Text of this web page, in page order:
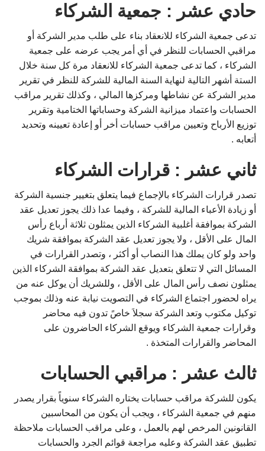
حادي عشر : جمعية الشركاء
تدعى جمعية الشركاء للانعقاد بناء على طلب مدير الشركة أو
مراقبي الحسابات للنظر في أي أمر يجب عرضه على جمعية
الشركاء ، كما تدعى جمعية الشركاء للانعقاد مرة كل سنة خلال
الستة أشهر التالية لنهاية السنة المالية للشركة للنظر في تقرير
مدير الشركة عن نشاطها ومركزها المالي ، وكذلك تقرير مراقب
الحسابات واعتماد ميزانية الشركة وحساباتها الختامية وتقرير
توزيع الأرباح وتعيين مراقب حسابات أخر أو إعادة تعيينه وتحديد
أتعابه .
ثاني عشر : قرارات الشركاء
تصدر قرارات الشركاء بالإجماع فيما يتعلق بتغيير جنسية الشركة
أو زيادة الأعباء المالية للشركة ، وفيما عدا ذلك يجوز تعديل عقد
الشركة بموافقة أغلبية الشركاء الذين يمثلون ثلاثة أرباع رأس
المال على الأقل ، ولا يجوز تعديل عقد الشركة بموافقة شريك
واحد ولو كان يملك هذا النصاب أو أكثر ، وتصدر القرارات في
المسائل التي لا تتعلق بتعديل عقد الشركة بموافقة الشركاء الذين
يمثلون نصف رأس المال على الأقل ، وللشريك أن يوكل عنه من
يراه لحضور اجتماع الشركاء في التصويت نيابة عنه وذلك بموجب
توكيل مكتوب وتعد الشركة سجلاَ خاصً تدون فيه محاضر
وقرارات جمعية الشركاء ويوقع الشركاء الحاضرون على
المحاضر والقرارات المتخذة .
ثالث عشر : مراقبي الحسابات
يكون للشركة مراقب حسابات يختاره الشركاء سنوياً بقرار يصدر
منهم في جمعية الشركاء ، ويجب أن يكون من المحاسبين
القانونين المرخص لهم بالعمل ، وعلى مراقب الحسابات ملاحظة
تطبيق عقد الشركة وعليه مراجعة قوائم الجرد والحسابات